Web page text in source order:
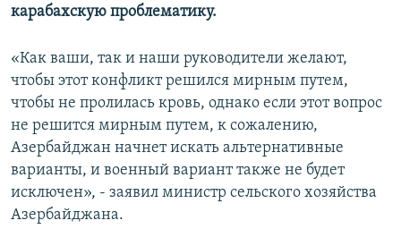
карабахскую проблематику.
«Как ваши, так и наши руководители желают,
чтобы этот конфликт решился мирным путем,
чтобы не пролилась кровь, однако если этот вопрос
не решится мирным путем, к сожалению,
Азербайджан начнет искать альтернативные
варианты, и военный вариант также не будет
исключен», - заявил министр сельского хозяйства
Азербайджана.